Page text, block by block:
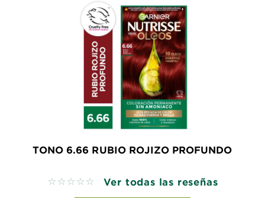
TONO 6.66 RUBIO ROJIZO PROFUNDO
No reviews Ver todas las reseñas